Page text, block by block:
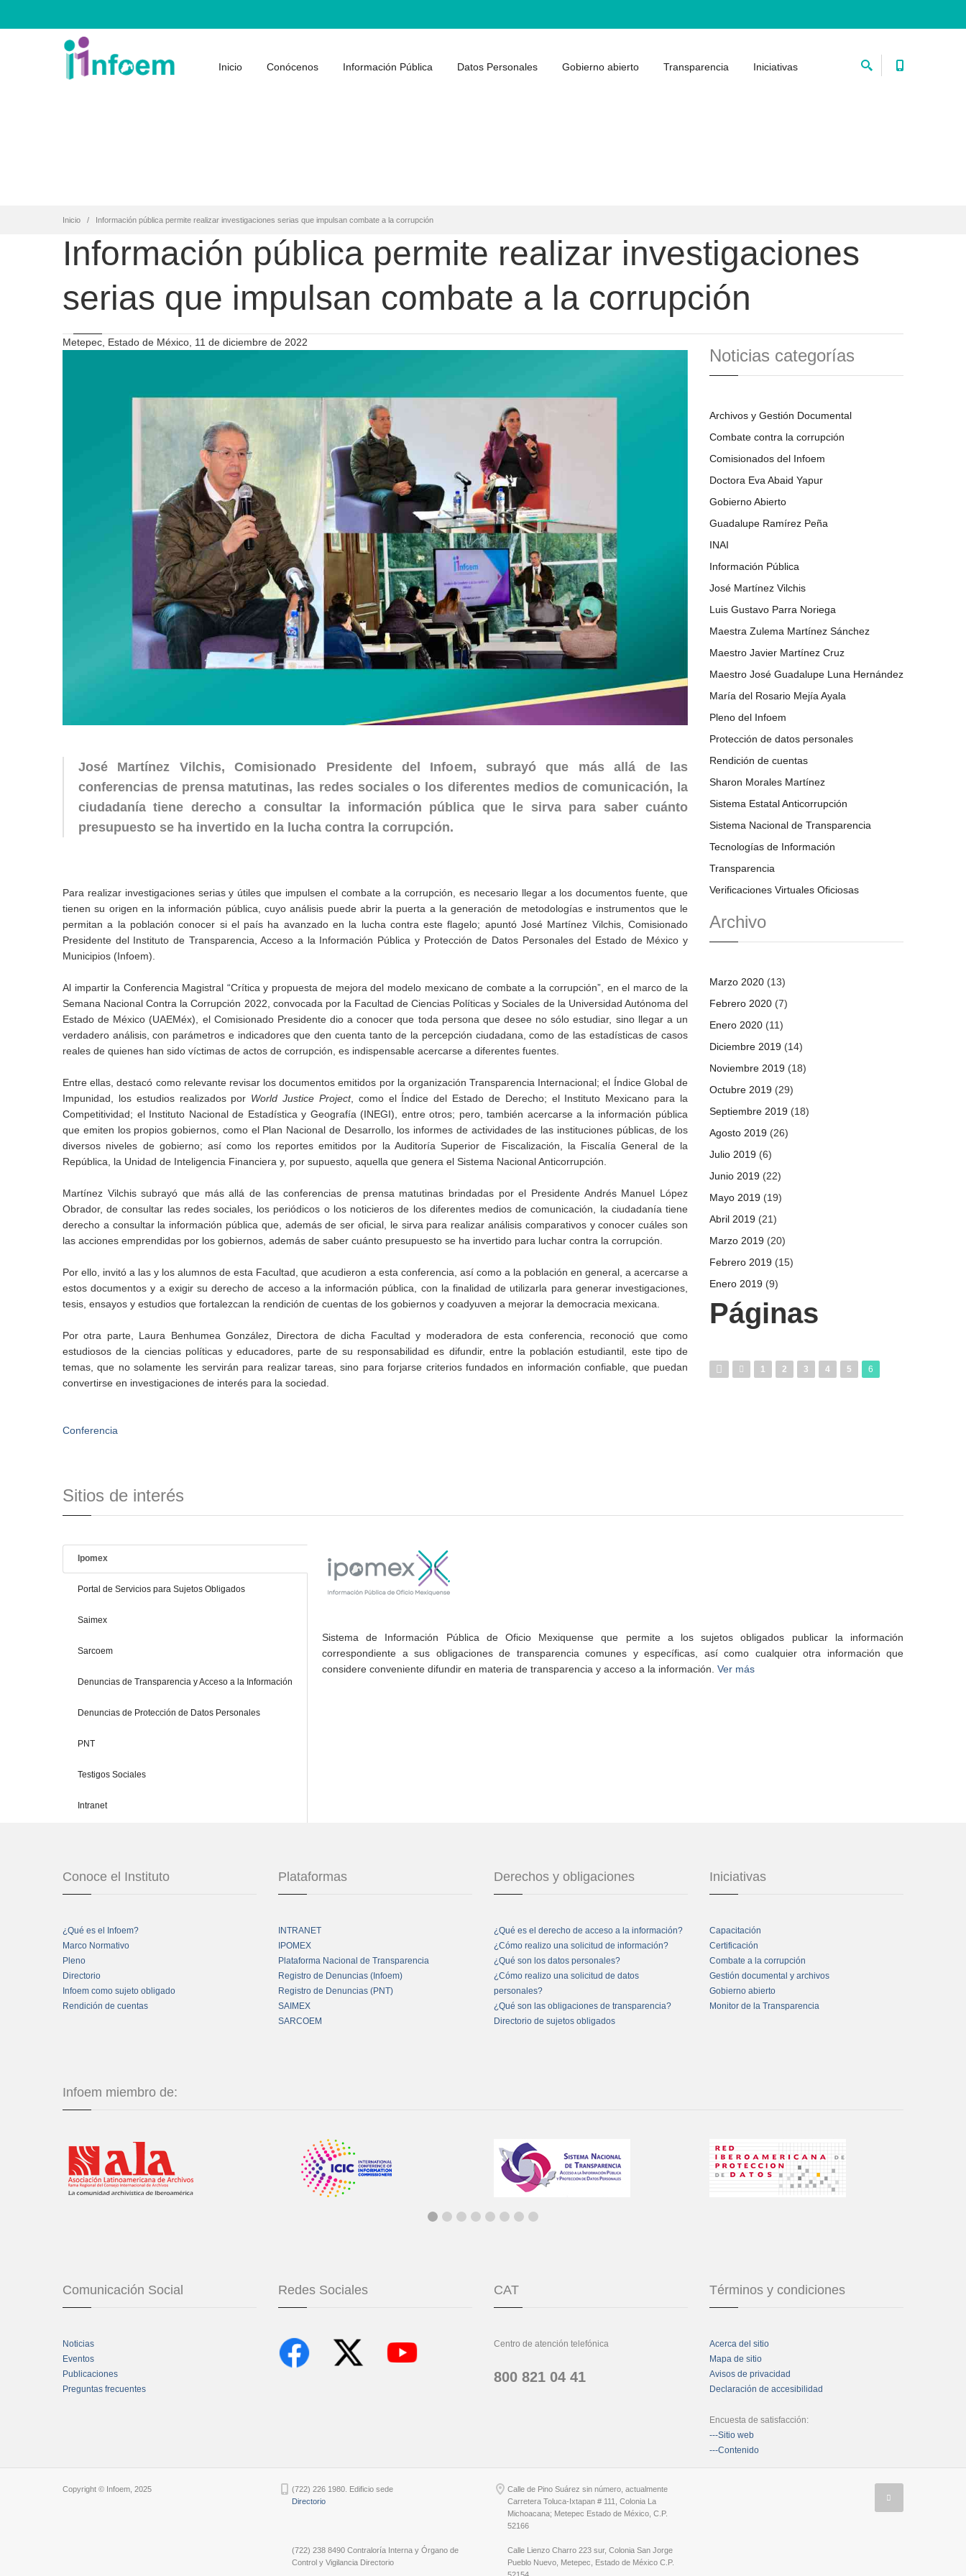
Inicio Conócenos Información Pública Datos Personales Gobierno abierto Transparencia Iniciativas
Inicio Información pública permite realizar investigaciones serias que impulsan combate a la corrupción
Información pública permite realizar investigaciones
serias que impulsan combate a la corrupción
Metepec, Estado de México, 11 de diciembre de 2022
José Martínez Vilchis, Comisionado Presidente del Infoem, subrayó que más allá de las
conferencias de prensa matutinas, las redes sociales o los diferentes medios de comunicación, la
ciudadanía tiene derecho a consultar la información pública que le sirva para saber cuánto
presupuesto se ha invertido en la lucha contra la corrupción.
Para realizar investigaciones serias y útiles que impulsen el combate a la corrupción, es necesario llegar a los documentos fuente, que
tienen su origen en la información pública, cuyo análisis puede abrir la puerta a la generación de metodologías e instrumentos que le
permitan a la población conocer si el país ha avanzado en la lucha contra este flagelo; apuntó José Martínez Vilchis, Comisionado
Presidente del Instituto de Transparencia, Acceso a la Información Pública y Protección de Datos Personales del Estado de México y
Municipios (Infoem).
Al impartir la Conferencia Magistral “Crítica y propuesta de mejora del modelo mexicano de combate a la corrupción”, en el marco de la
Semana Nacional Contra la Corrupción 2022, convocada por la Facultad de Ciencias Políticas y Sociales de la Universidad Autónoma del
Estado de México (UAEMéx), el Comisionado Presidente dio a conocer que toda persona que desee no sólo estudiar, sino llegar a un
verdadero análisis, con parámetros e indicadores que den cuenta tanto de la percepción ciudadana, como de las estadísticas de casos
reales de quienes han sido víctimas de actos de corrupción, es indispensable acercarse a diferentes fuentes.
Entre ellas, destacó como relevante revisar los documentos emitidos por la organización Transparencia Internacional; el Índice Global de
Impunidad, los estudios realizados por World Justice Project, como el Índice del Estado de Derecho; el Instituto Mexicano para la
Competitividad; el Instituto Nacional de Estadística y Geografía (INEGI), entre otros; pero, también acercarse a la información pública
que emiten los propios gobiernos, como el Plan Nacional de Desarrollo, los informes de actividades de las instituciones públicas, de los
diversos niveles de gobierno; así como los reportes emitidos por la Auditoría Superior de Fiscalización, la Fiscalía General de la
República, la Unidad de Inteligencia Financiera y, por supuesto, aquella que genera el Sistema Nacional Anticorrupción.
Martínez Vilchis subrayó que más allá de las conferencias de prensa matutinas brindadas por el Presidente Andrés Manuel López
Obrador, de consultar las redes sociales, los periódicos o los noticieros de los diferentes medios de comunicación, la ciudadanía tiene
derecho a consultar la información pública que, además de ser oficial, le sirva para realizar análisis comparativos y conocer cuáles son
las acciones emprendidas por los gobiernos, además de saber cuánto presupuesto se ha invertido para luchar contra la corrupción.
Por ello, invitó a las y los alumnos de esta Facultad, que acudieron a esta conferencia, así como a la población en general, a acercarse a
estos documentos y a exigir su derecho de acceso a la información pública, con la finalidad de utilizarla para generar investigaciones,
tesis, ensayos y estudios que fortalezcan la rendición de cuentas de los gobiernos y coadyuven a mejorar la democracia mexicana.
Por otra parte, Laura Benhumea González, Directora de dicha Facultad y moderadora de esta conferencia, reconoció que como
estudiosos de la ciencias políticas y educadores, parte de su responsabilidad es difundir, entre la población estudiantil, este tipo de
temas, que no solamente les servirán para realizar tareas, sino para forjarse criterios fundados en información confiable, que puedan
convertirse en investigaciones de interés para la sociedad.
Conferencia
Noticias categorías
Archivos y Gestión Documental
Combate contra la corrupción
Comisionados del Infoem
Doctora Eva Abaid Yapur
Gobierno Abierto
Guadalupe Ramírez Peña
INAI
Información Pública
José Martínez Vilchis
Luis Gustavo Parra Noriega
Maestra Zulema Martínez Sánchez
Maestro Javier Martínez Cruz
Maestro José Guadalupe Luna Hernández
María del Rosario Mejía Ayala
Pleno del Infoem
Protección de datos personales
Rendición de cuentas
Sharon Morales Martínez
Sistema Estatal Anticorrupción
Sistema Nacional de Transparencia
Tecnologías de Información
Transparencia
Verificaciones Virtuales Oficiosas
Archivo
Marzo 2020 (13)
Febrero 2020 (7)
Enero 2020 (11)
Diciembre 2019 (14)
Noviembre 2019 (18)
Octubre 2019 (29)
Septiembre 2019 (18)
Agosto 2019 (26)
Julio 2019 (6)
Junio 2019 (22)
Mayo 2019 (19)
Abril 2019 (21)
Marzo 2019 (20)
Febrero 2019 (15)
Enero 2019 (9)
Páginas
1 2 3 4 5 6
Sitios de interés
Ipomex
Portal de Servicios para Sujetos Obligados
Saimex
Sarcoem
Denuncias de Transparencia y Acceso a la Información
Denuncias de Protección de Datos Personales
PNT
Testigos Sociales
Intranet
Sistema de Información Pública de Oficio Mexiquense que permite a los sujetos obligados publicar la información
correspondiente a sus obligaciones de transparencia comunes y específicas, así como cualquier otra información que
considere conveniente difundir en materia de transparencia y acceso a la información. Ver más
Conoce el Instituto
¿Qué es el Infoem?
Marco Normativo
Pleno
Directorio
Infoem como sujeto obligado
Rendición de cuentas
Plataformas
INTRANET
IPOMEX
Plataforma Nacional de Transparencia
Registro de Denuncias (Infoem)
Registro de Denuncias (PNT)
SAIMEX
SARCOEM
Derechos y obligaciones
¿Qué es el derecho de acceso a la información?
¿Cómo realizo una solicitud de información?
¿Qué son los datos personales?
¿Cómo realizo una solicitud de datos
personales?
¿Qué son las obligaciones de transparencia?
Directorio de sujetos obligados
Iniciativas
Capacitación
Certificación
Combate a la corrupción
Gestión documental y archivos
Gobierno abierto
Monitor de la Transparencia
Infoem miembro de:
Comunicación Social
Noticias
Eventos
Publicaciones
Preguntas frecuentes
Redes Sociales CAT
Centro de atención telefónica
800 821 04 41
Términos y condiciones
Acerca del sitio
Mapa de sitio
Avisos de privacidad
Declaración de accesibilidad
Encuesta de satisfacción:
---Sitio web
---Contenido
Copyright © Infoem, 2025
(722) 226 1980. Edificio sede
Directorio
(722) 238 8490 Contraloría Interna y Órgano de
Control y Vigilancia Directorio
Calle de Pino Suárez sin número, actualmente
Carretera Toluca-Ixtapan # 111, Colonia La
Michoacana; Metepec Estado de México, C.P.
52166
Calle Lienzo Charro 223 sur, Colonia San Jorge
Pueblo Nuevo, Metepec, Estado de México C.P.